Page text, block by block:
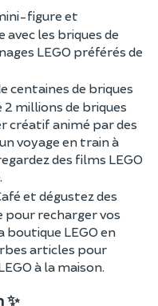
figure et
les briques de
LEGO préférés de
centaines de briques
2 millions de briques
créatif animé par des
voyage en train à
des films LEGO
et dégustez des
pour recharger vos
LEGO en
articles pour
à la maison.